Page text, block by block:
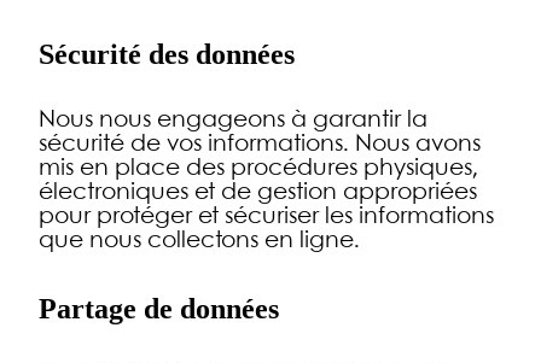
Sécurité des données
Nous nous engageons à garantir la
sécurité de vos informations. Nous avons
mis en place des procédures physiques,
électroniques et de gestion appropriées
pour protéger et sécuriser les informations
que nous collectons en ligne.
Partage de données